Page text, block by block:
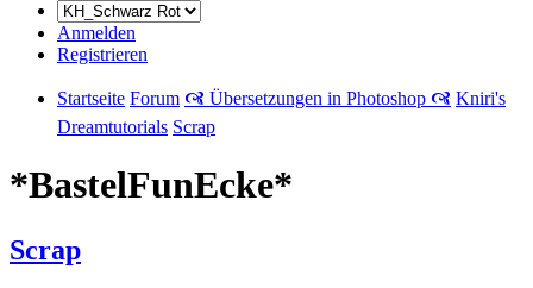
Anmelden
Registrieren
Startseite Forum 🙧 Übersetzungen in Photoshop 🙧 Kniri's
Dreamtutorials Scrap
*BastelFunEcke*
Scrap